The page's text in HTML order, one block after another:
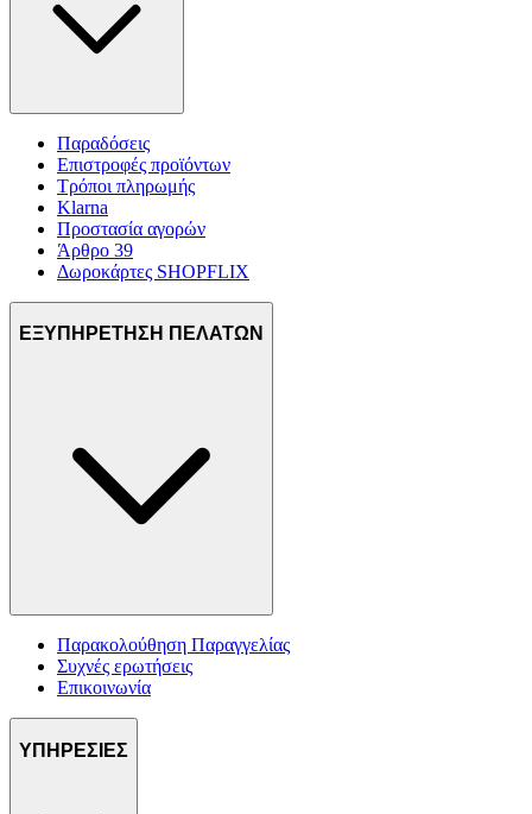
Παραδόσεις
Επιστροφές προϊόντων
Τρόποι πληρωμής
Klarna
Προστασία αγορών
Άρθρο 39
Δωροκάρτες SHOPFLIX
ΕΞΥΠΗΡΕΤΗΣΗ ΠΕΛΑΤΩΝ
Παρακολούθηση Παραγγελίας
Συχνές ερωτήσεις
Επικοινωνία
ΥΠΗΡΕΣΙΕΣ